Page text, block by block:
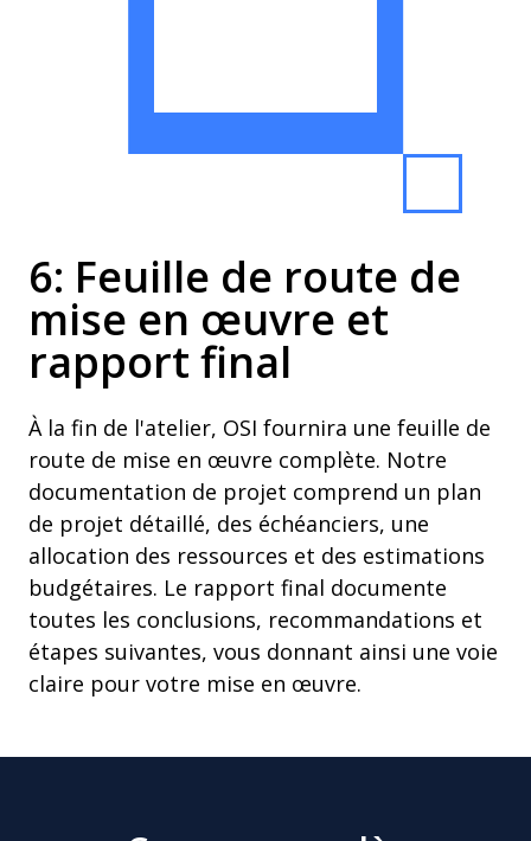
6: Feuille de route de
mise en œuvre et
rapport final
À la fin de l'atelier, OSI fournira une feuille de
route de mise en œuvre complète. Notre
documentation de projet comprend un plan
de projet détaillé, des échéanciers, une
allocation des ressources et des estimations
budgétaires. Le rapport final documente
toutes les conclusions, recommandations et
étapes suivantes, vous donnant ainsi une voie
claire pour votre mise en œuvre.